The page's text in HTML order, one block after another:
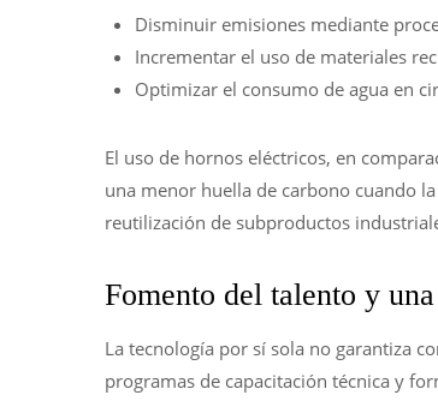
Disminuir emisiones mediante
Incrementar el uso de materiales
Optimizar el consumo de agua en
El uso de hornos eléctricos, en
una menor huella de carbono cuando
reutilización de subproductos
Fomento del talento y
La tecnología por sí sola no garantiza
programas de capacitación técnica y